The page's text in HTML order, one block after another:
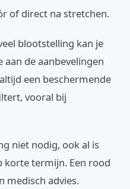
of direct na stretchen.
blootstelling kan je
de aanbevelingen
een beschermende
vooral bij
niet nodig, ook al is
korte termijn. Een rood
medisch advies.